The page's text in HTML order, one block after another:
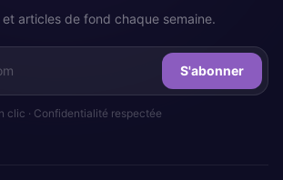
articles de fond chaque semaine.
S'abonner
clic · Confidentialité respectée